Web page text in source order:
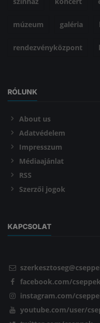
múzeum galéria
rendezvényközpont
RÓLUNK
About us
Adatvédelem
Impresszum
Médiaajánlat
RSS
Szerzői jogok
KAPCSOLAT
facebook.com/cseppek
instagram.com/
youtube.com/user/